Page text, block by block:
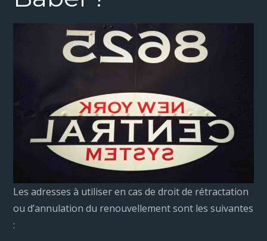
Les adresses à utiliser en cas de droit de rétractation
ou d’annulation du renouvellement sont les suivantes
: